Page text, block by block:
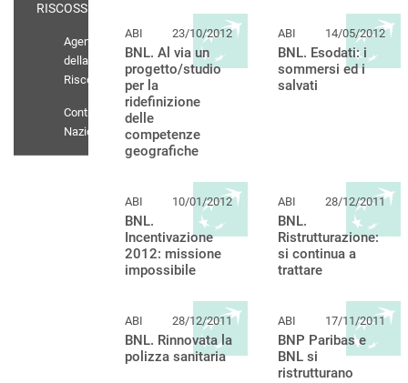
RISCOSSIONE
Agenti
della
Riscossione
Contratto
Nazionale
ABI 23/10/2012
BNL. Al via un
progetto/studio
per la
ridefinizione
delle
competenze
geografiche
ABI 14/05/2012
BNL. Esodati: i
sommersi ed i
salvati
ABI 10/01/2012
BNL.
Incentivazione
2012: missione
impossibile
ABI 28/12/2011
BNL.
Ristrutturazione:
si continua a
trattare
ABI 28/12/2011
BNL. Rinnovata la
polizza sanitaria
ABI 17/11/2011
BNP Paribas e
BNL si
ristrutturano